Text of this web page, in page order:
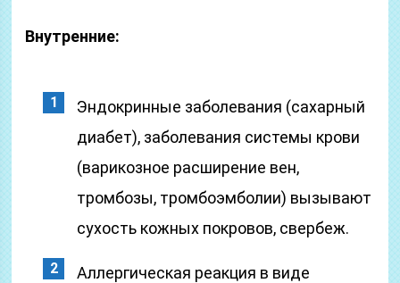
Внутренние:
Эндокринные заболевания (сахарный
диабет), заболевания системы крови
(варикозное расширение вен,
тромбозы, тромбоэмболии) вызывают
сухость кожных покровов, свербеж.
Аллергическая реакция в виде